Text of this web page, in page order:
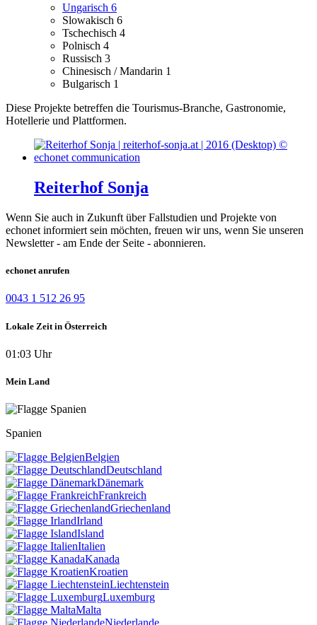
Ungarisch 6
Slowakisch 6
Tschechisch 4
Polnisch 4
Russisch 3
Chinesisch / Mandarin 1
Bulgarisch 1
Diese Projekte betreffen die Tourismus-Branche, Gastronomie,
Hotellerie und Plattformen.
Reiterhof Sonja
Wenn Sie auch in Zukunft über Fallstudien und Projekte von
echonet informiert sein möchten, freuen wir uns, wenn Sie unseren
Newsletter - am Ende der Seite - abonnieren.
echonet anrufen
0043 1 512 26 95
Lokale Zeit in Österreich
01:03 Uhr
Mein Land
Spanien
Belgien
Deutschland
Dänemark
Frankreich
Griechenland
Irland
Island
Italien
Kanada
Kroatien
Liechtenstein
Luxemburg
Malta
Niederlande